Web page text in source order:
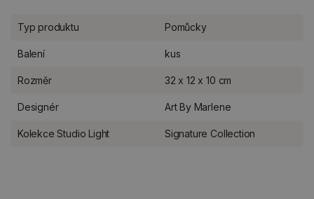
Typ produktu Pomůcky
Balení kus
Rozměr 32 x 12 x 10 cm
Designér Art By Marlene
Kolekce Studio Light Signature Collection